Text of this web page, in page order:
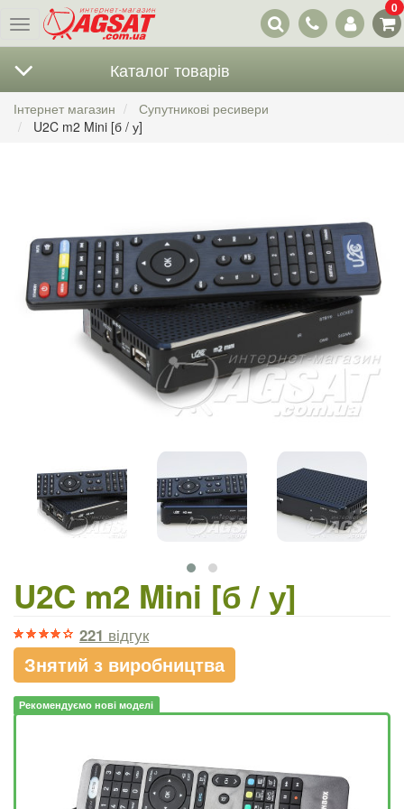
Меню
Наші
контакти
0
Каталог товарів
Інтернет магазин
Супутникові ресивери
U2C m2 Mini [б / у]
U2C m2 Mini [б / у]
221 відгук
Знятий з виробництва
Рекомендуємо нові моделі